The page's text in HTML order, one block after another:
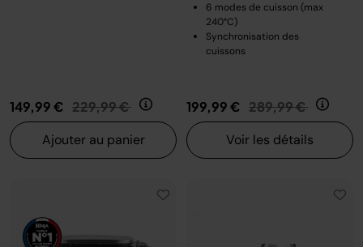
149,99 € Prix réduit de
229,99 € au
Ajouter au panier
6 modes de cuisson (max
240°C)
Synchronisation des
cuissons
199,99 € Prix réduit de
289,99 € au
Voir les détails